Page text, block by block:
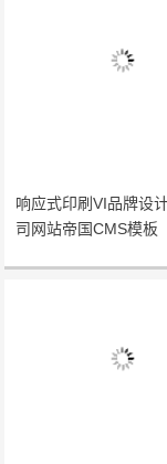
响应式印刷VI品牌设
司网站帝国CMS模板